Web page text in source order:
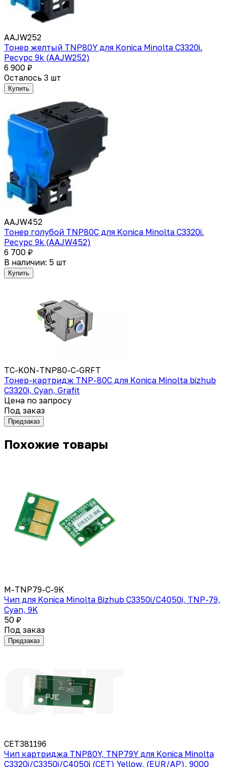
AAJW252
Тонер желтый TNP80Y для Konica Minolta C3320i.
Ресурс 9k (AAJW252)
6 900 ₽
Осталось 3 шт
Купить
AAJW452
Тонер голубой TNP80C для Konica Minolta C3320i.
Ресурс 9k (AAJW452)
6 700 ₽
В наличии: 5 шт
Купить
TC-KON-TNP80-C-GRFT
Тонер-картридж TNP-80C для Konica Minolta bizhub
C3320i, Cyan, Grafit
Цена по запросу
Под заказ
Предзаказ
Похожие товары
M-TNP79-C-9K
Чип для Konica Minolta Bizhub C3350i/C4050i, TNP-79,
Cyan, 9K
50 ₽
Под заказ
Предзаказ
CET381196
Чип картриджа TNP80Y, TNP79Y для Konica Minolta
C3320i/C3350i/C4050i (CET) Yellow, (EUR/AP), 9000